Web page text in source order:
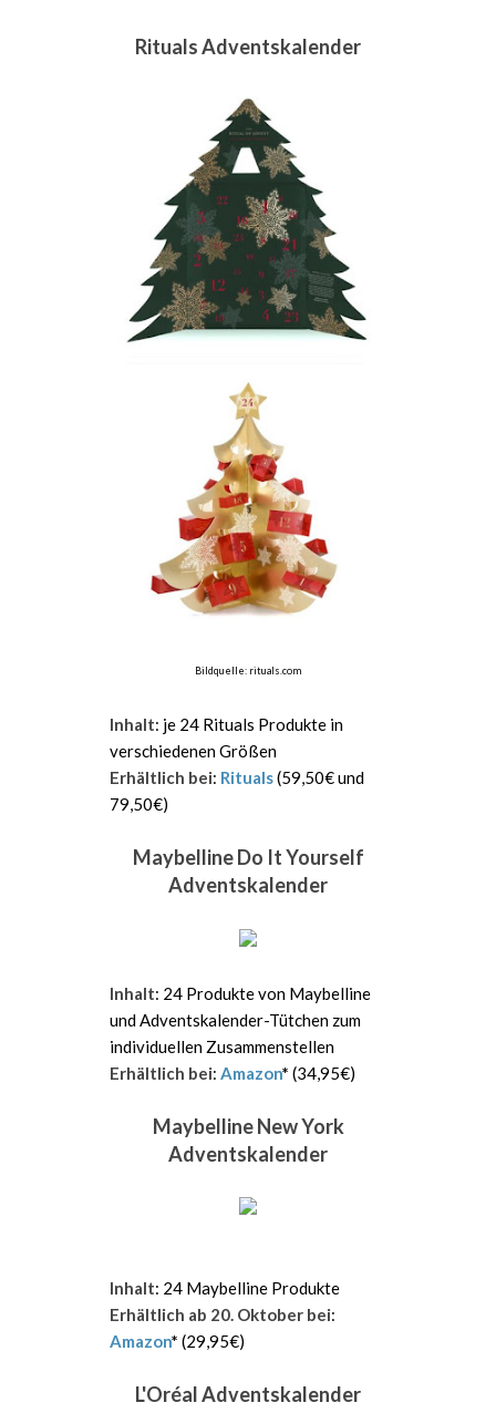
Rituals Adventskalender
Bildquelle: rituals.com
Inhalt: je 24 Rituals Produkte in
verschiedenen Größen
Erhältlich bei: Rituals(59,50€ und
79,50€)
Maybelline Do It Yourself
Adventskalender
Inhalt: 24 Produkte von Maybelline
und Adventskalender-Tütchen zum
individuellen Zusammenstellen
Erhältlich bei: Amazon* (34,95€)
Maybelline New York
Adventskalender
Inhalt: 24 Maybelline Produkte
Erhältlich ab 20. Oktober bei:
Amazon* (29,95€)
L'Oréal Adventskalender